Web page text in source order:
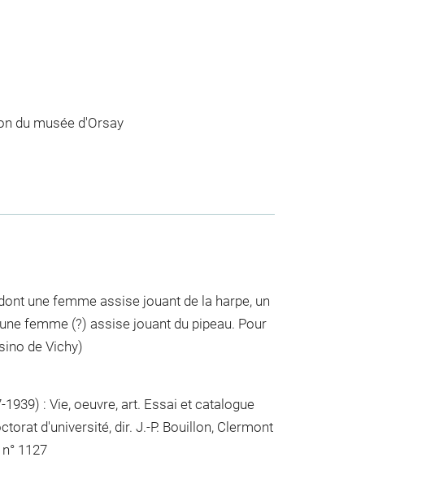
du musée d'Orsay
une femme assise jouant de la harpe, un
femme (?) assise jouant du pipeau. Pour
de Vichy)
: Vie, oeuvre, art. Essai et catalogue
d'université, dir. J.-P. Bouillon, Clermont
1127